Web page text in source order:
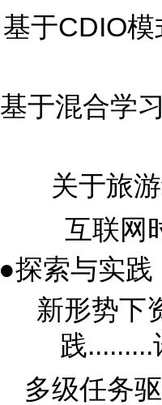
基于CDIO
基于混合学
关于旅
互联网
●探索与实践
新形势下
践.........
多级任务